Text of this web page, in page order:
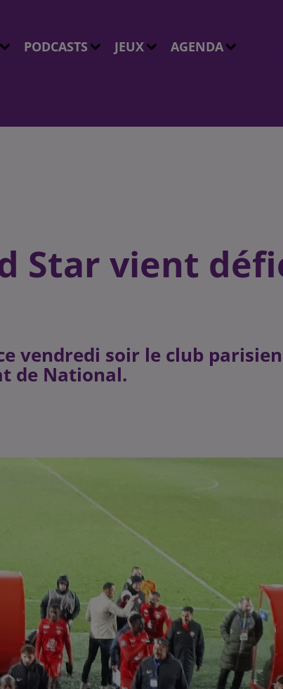
PODCASTS JEUX AGENDA
Star vient
vendredi soir le club
de National.